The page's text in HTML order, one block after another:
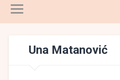
Una Matanović